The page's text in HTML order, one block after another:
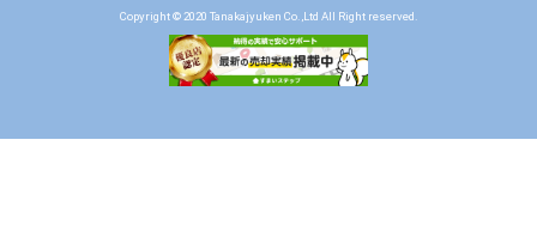
Copyright © 2020 Tanakajyuken Co.,Ltd All Right reserved.